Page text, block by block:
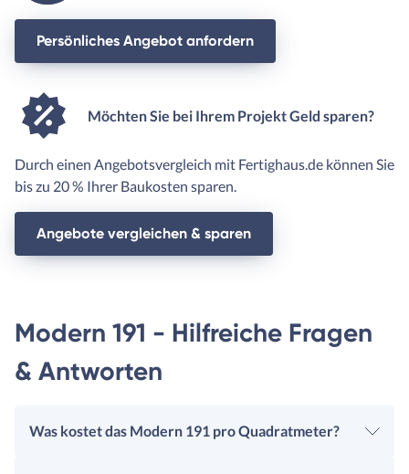
Persönliches Angebot anfordern
Möchten Sie bei Ihrem Projekt Geld sparen?
Durch einen Angebotsvergleich mit Fertighaus.de können Sie
bis zu 20 % Ihrer Baukosten sparen.
Angebote vergleichen & sparen
Modern 191 - Hilfreiche Fragen
& Antworten
Was kostet das Modern 191 pro Quadratmeter?